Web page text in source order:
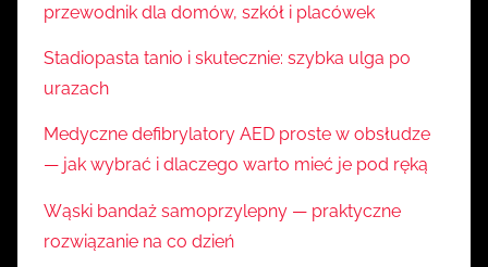
przewodnik dla domów, szkół i placówek
Stadiopasta tanio i skutecznie: szybka ulga po
urazach
Medyczne defibrylatory AED proste w obsłudze
— jak wybrać i dlaczego warto mieć je pod ręką
Wąski bandaż samoprzylepny — praktyczne
rozwiązanie na co dzień